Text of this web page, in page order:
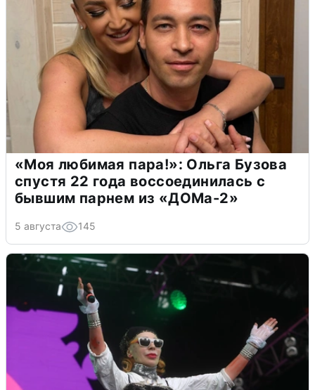
«Моя любимая пара!»: Ольга Бузова
спустя 22 года воссоединилась с
бывшим парнем из «ДОМа-2»
5 августа 145